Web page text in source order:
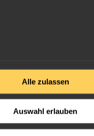
Alle zulassen
Auswahl erlauben
2oz Ghana 2021 2 Cedis